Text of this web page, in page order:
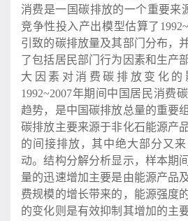
消费是一国碳排放的一个重要来
竞争性投入产出模型估算了
引致的碳排放量及其部门分布，
了包括居民部门行为因素和生产
大因素对消费碳排放变化的
1992~2007年期间中国居民消费
趋势，是中国碳排放总量的重要
碳排放主要来源于非化石能源产
的间接排放，其中绝大部分又
动。结构分解分析显示，样本期
量的迅速增加主要是由能源产品
费规模的增长带来的，能源强度
的变化则是有效抑制其增加的主